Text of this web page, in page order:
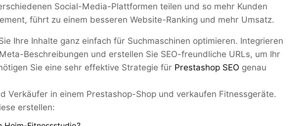
Social-Media-Plattformen teilen und so mehr Kunden
führt zu einem besseren Website-Ranking und mehr Umsatz.
Ihre Inhalte ganz einfach für Suchmaschinen optimieren. Integrieren
Beschreibungen und erstellen Sie SEO-freundliche URLs, um Ihr
Sie eine sehr effektive Strategie für Prestashop SEO genau
Verkäufer in einem Prestashop-Shop und verkaufen Fitnessgeräte.
erstellen: